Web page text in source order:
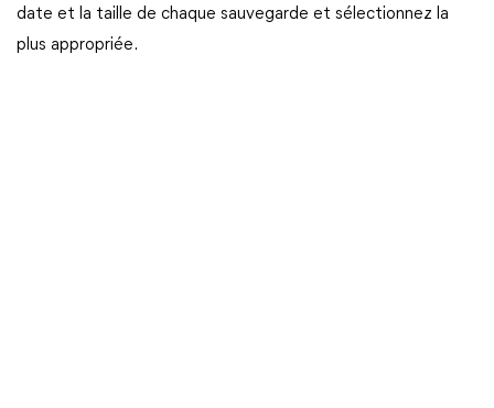
date et la taille de chaque sauvegarde et sélectionnez la
plus appropriée.